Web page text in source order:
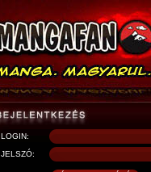
LOGIN:
JELSZÓ: